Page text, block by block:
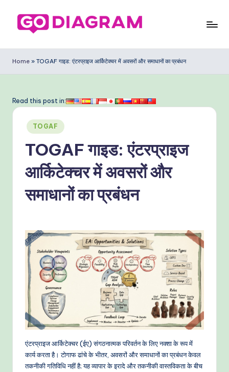
o
ia
g
ra
m
di
a
P
A
Home » TOGAF गाइड: एंटरप्राइज आर्किटेक्चर में अवसरों और समाधानों का प्रबंधन
Read this post in:
Posted
in
TOGAF
TOGAF गाइड: एंटरप्राइज
आर्किटेक्चर में अवसरों और
समाधानों का प्रबंधन
एंटरप्राइज आर्किटेक्चर (ईए) संगठनात्मक परिवर्तन के लिए नक्शा के रूप में
कार्य करता है। टोगाफ ढांचे के भीतर, अवसरों और समाधानों का प्रबंधन केवल
तकनीकी गतिविधि नहीं है; यह व्यापार के इरादे और तकनीकी वास्तविकता के बीच